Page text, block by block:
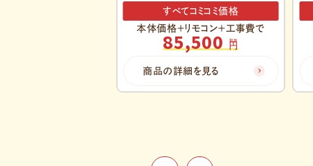
すべてコミコミ価格
本体価格＋リモコン＋工事費で
86,100円
税抜
商品の詳細を見る